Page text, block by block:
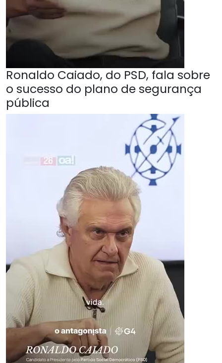
Ronaldo Caiado, do PSD, fala sobre
o sucesso do plano de segurança
pública